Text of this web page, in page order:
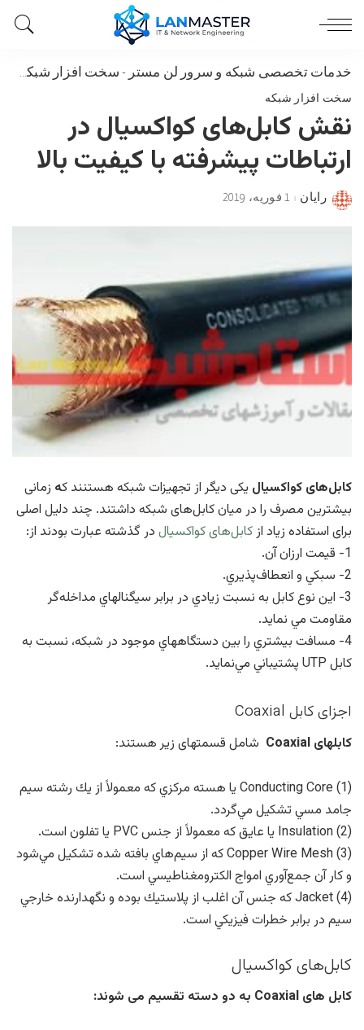
خدمات تخصصی شبکه و سرور لن مستر - سخت افزار شبکه
سخت افزار شبکه
نقش کابل‌های کواکسیال در
ارتباطات پیشرفته با کیفیت بالا
Posted
رایان 1 فوریه، 2019
کابل‌های کواکسیال یکی دیگر از تجهیزات شبکه هستنند که زمانی
بيشترين مصرف را در ميان كابل‌های شبكه داشتند. چند دليل اصلی
برای استفاده زياد از کابل‌های کواکسیال در گذشته عبارت بودند از:
1- قيمت ارزان آن.
2- سبكي و انعطاف‌پذيري.
3- اين نوع كابل به نسبت زيادي در برابر سيگنالهاي مداخله‌گر
مقاومت مي نمايد.
4- مسافت بيشتري را بين دستگاههاي موجود در شبكه، نسبت به
كابل UTP پشتيباني مي‌نمايد.
اجزای كابل Coaxial
کابلهای Coaxial شامل قسمتهای زیر هستند:
(1) Conducting Core يا هسته مركزي كه معمولاً از يك رشته سيم
جامد مسي تشكيل مي‌گردد.
(2) Insulation يا عايق كه معمولاً از جنس PVC يا تفلون است.
(3) Copper Wire Mesh كه از سيم‌هاي بافته شده تشكيل مي‌شود
و كار آن جمع‌آوري امواج الكترومغناطيسي است.
(4) Jacket كه جنس آن اغلب از پلاستيك بوده و نگهدارنده خارجي
سيم در برابر خطرات فيزيكي است.
کابل‌های کواکسیال
كابل های Coaxial به دو دسته تقسيم می شوند: